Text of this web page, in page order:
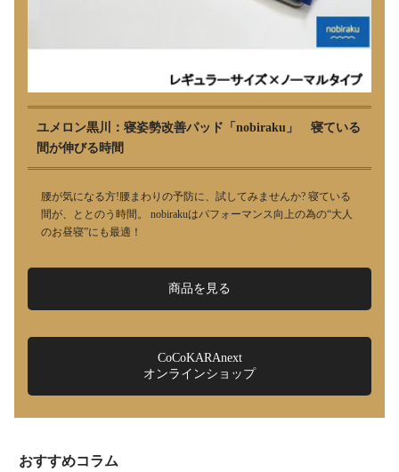
ユメロン黒川：寝姿勢改善パッド「nobiraku」 寝ている
間が伸びる時間
腰が気になる方!腰まわりの予防に、試してみませんか? 寝ている
間が、ととのう時間。 nobirakuはパフォーマンス向上の為の“大人
のお昼寝”にも最適！
商品を見る
CoCoKARAnext
オンラインショップ
おすすめコラム